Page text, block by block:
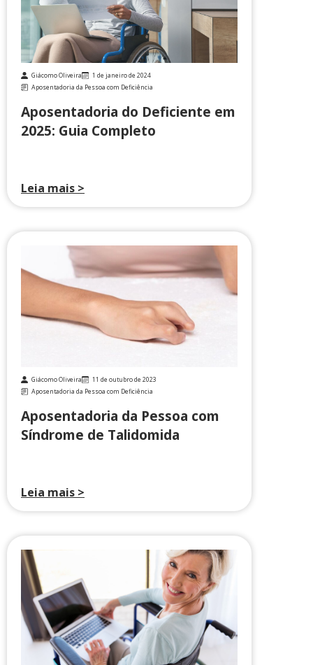
Giácomo Oliveira
1 de janeiro de 2024
Aposentadoria da Pessoa com Deficiência
Aposentadoria do Deficiente em
2025: Guia Completo
Leia mais >
Giácomo Oliveira
11 de outubro de 2023
Aposentadoria da Pessoa com Deficiência
Aposentadoria da Pessoa com
Síndrome de Talidomida
Leia mais >